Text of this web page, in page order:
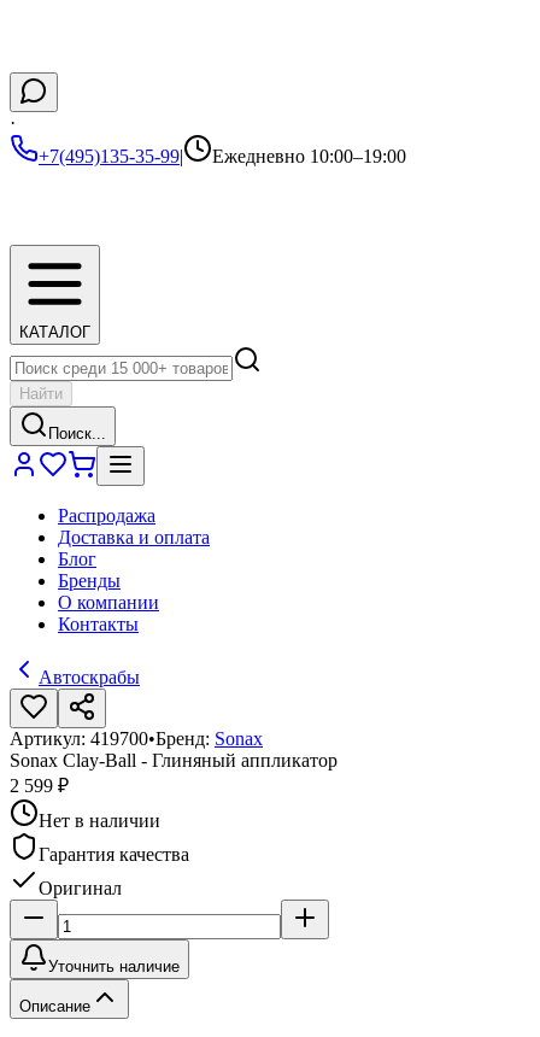
·
+7(495)135-35-99| Ежедневно 10:00–19:00
КАТАЛОГ
Найти
Поиск...
Распродажа
Доставка и оплата
Блог
Бренды
О компании
Контакты
Автоскрабы
Артикул: 419700•Бренд: Sonax
Sonax Clay-Ball - Глиняный аппликатор
2 599 ₽
Нет в наличии
Гарантия качества
Оригинал
Уточнить наличие
Описание